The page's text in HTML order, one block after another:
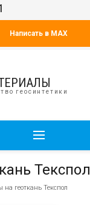
Написать в MAX
геосинтетики
Текспол
на геоткань Текспол